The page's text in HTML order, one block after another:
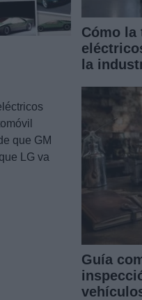
que GM
LG va
Cómo
la
Guía